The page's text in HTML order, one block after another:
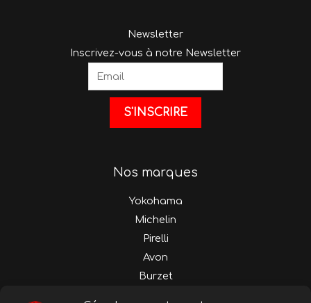
Newsletter
Inscrivez-vous à notre Newsletter
Nos marques
Yokohama
Michelin
Pirelli
Avon
Burzet